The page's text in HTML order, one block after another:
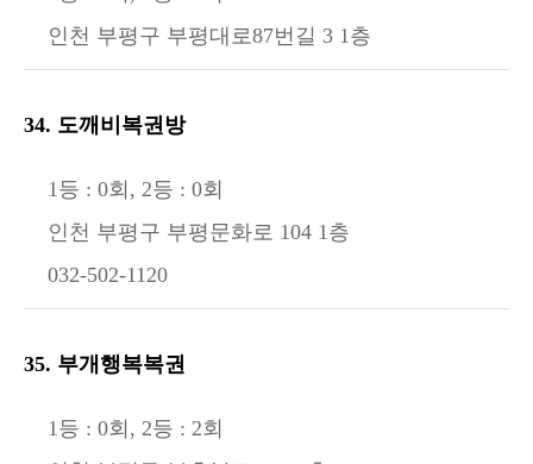
인천 부평구 부평대로87번길 3 1층
34. 도깨비복권방
1등 : 0회, 2등 : 0회
인천 부평구 부평문화로 104 1층
032-502-1120
35. 부개행복복권
1등 : 0회, 2등 : 2회